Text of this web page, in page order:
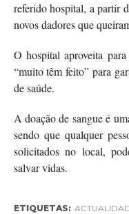
referido hospital, a partir
novos dadores que
O hospital aproveita
“muito têm feito” para
de saúde.
A doação de sangue é
sendo que qualquer
solicitados no local,
salvar vidas.
ETIQUETAS: